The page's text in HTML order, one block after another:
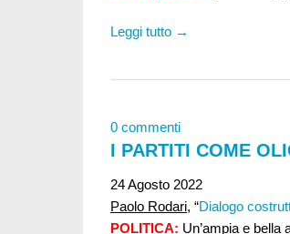
Leggi tutto →
0 commenti
I PARTITI COME
24 Agosto 2022
Paolo Rodari, “Dialogo
POLITICA: Un’ampia e bella